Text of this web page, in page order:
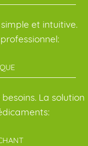
et intuitive.
La solution